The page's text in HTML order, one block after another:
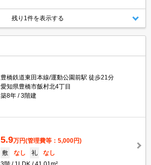
残り1件を表示する
豊橋鉄道東田本線/運動公園前駅 徒歩21分
愛知県豊橋市飯村北4丁目
築8年
3階建
5.9万円(管理費等：5,000円)
敷
なし 礼
なし